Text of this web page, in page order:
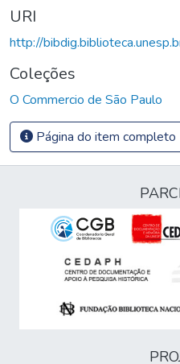
URI
http://
Coleções
O Commercio de São Paulo
Página do item completo